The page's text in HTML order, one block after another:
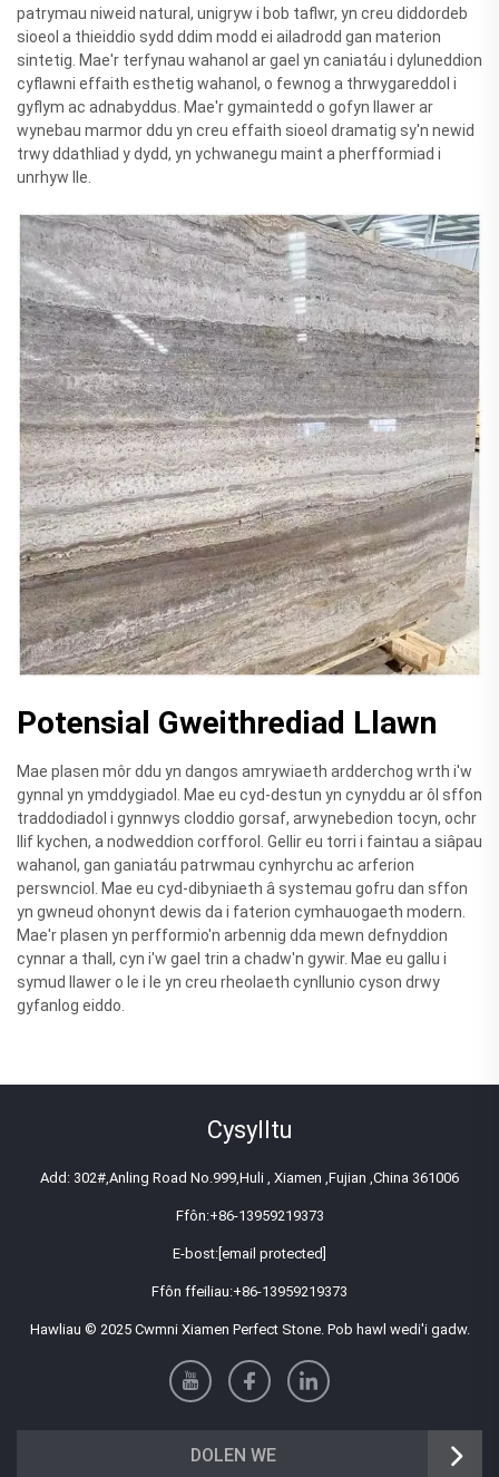
patrymau niweid natural, unigryw i bob taflwr, yn creu diddordeb
sioeol a thieiddio sydd ddim modd ei ailadrodd gan materion
sintetig. Mae'r terfynau wahanol ar gael yn caniatáu i dyluneddion
cyflawni effaith esthetig wahanol, o fewnog a thrwygareddol i
gyflym ac adnabyddus. Mae'r gymaintedd o gofyn llawer ar
wynebau marmor ddu yn creu effaith sioeol dramatig sy'n newid
trwy ddathliad y dydd, yn ychwanegu maint a pherfformiad i
unrhyw lle.
Potensial Gweithrediad Llawn
Mae plasen môr ddu yn dangos amrywiaeth ardderchog wrth i'w
gynnal yn ymddygiadol. Mae eu cyd-destun yn cynyddu ar ôl sffon
traddodiadol i gynnwys cloddio gorsaf, arwynebedion tocyn, ochr
llif kychen, a nodweddion corfforol. Gellir eu torri i faintau a siâpau
wahanol, gan ganiatáu patrwmau cynhyrchu ac arferion
perswnciol. Mae eu cyd-dibyniaeth â systemau gofru dan sffon
yn gwneud ohonynt dewis da i faterion cymhauogaeth modern.
Mae'r plasen yn perfformio'n arbennig dda mewn defnyddion
cynnar a thall, cyn i'w gael trin a chadw'n gywir. Mae eu gallu i
symud llawer o le i le yn creu rheolaeth cynllunio cyson drwy
gyfanlog eiddo.
Cysylltu
Add: 302#,Anling Road No.999,Huli , Xiamen ,Fujian ,China 361006
Ffôn:+86-13959219373
E-bost: [email protected]
Ffôn ffeiliau:+86-13959219373
Hawliau © 2025 Cwmni Xiamen Perfect Stone. Pob hawl wedi'i gadw.
DOLEN WE